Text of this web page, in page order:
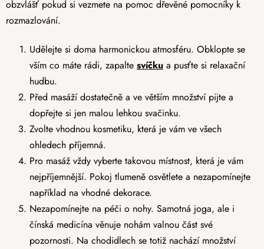
obzvlášť pokud si vezmete na pomoc dřevěné pomocníky k
rozmazlování.
Udělejte si doma harmonickou atmosféru. Obklopte se
vším co máte rádi, zapalte svíčku a pusťte si relaxační
hudbu.
Před masáží dostatečně a ve větším množství pijte a
dopřejte si jen malou lehkou svačinku.
Zvolte vhodnou kosmetiku, která je vám ve všech
ohledech příjemná.
Pro masáž vždy vyberte takovou místnost, která je vám
nejpříjemnější. Pokoj tlumeně osvětlete a nezapomínejte
například na vhodné dekorace.
Nezapomínejte na péči o nohy. Samotná joga, ale i
čínská medicína věnuje nohám valnou část své
pozornosti. Na chodidlech se totiž nachází množství